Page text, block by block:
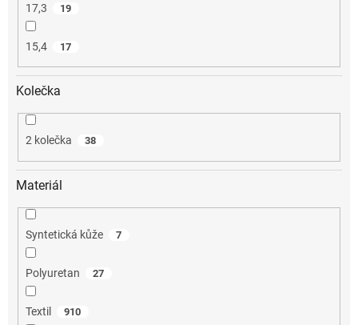
17,3 19
15,4 17
Kolečka
2 kolečka 38
Materiál
Syntetická kůže 7
Polyuretan 27
Textil 910